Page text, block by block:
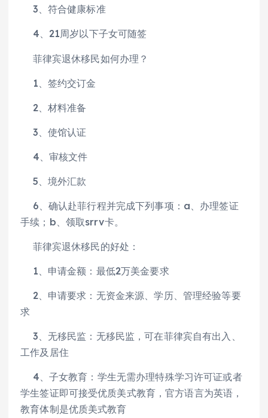
3、符合健康标准
4、21周岁以下子女可随签
菲律宾退休移民如何办理？
1、签约交订金
2、材料准备
3、使馆认证
4、审核文件
5、境外汇款
6、确认赴菲行程并完成下列事项：a、办理签证
手续；b、领取srrv卡。
菲律宾退休移民的好处：
1、申请金额：最低2万美金要求
2、申请要求：无资金来源、学历、管理经验等要
求
3、无移民监：无移民监，可在菲律宾自有出入、
工作及居住
4、子女教育：学生无需办理特殊学习许可证或者
学生签证即可接受优质美式教育，官方语言为英语，
教育体制是优质美式教育